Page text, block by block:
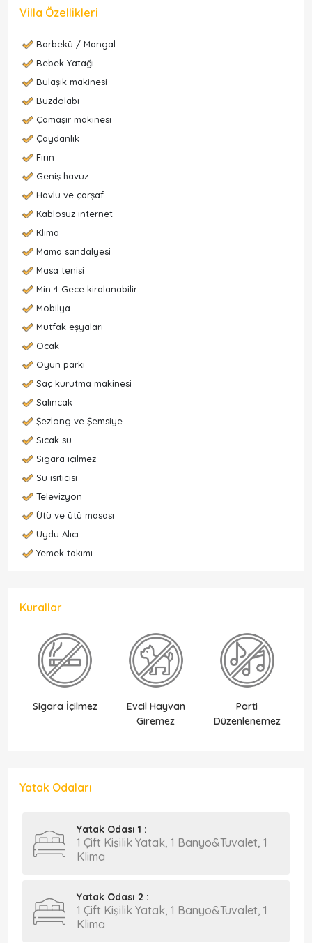
Villa Özellikleri
Barbekü / Mangal
Bebek Yatağı
Bulaşık makinesi
Buzdolabı
Çamaşır makinesi
Çaydanlık
Fırın
Geniş havuz
Havlu ve çarşaf
Kablosuz internet
Klima
Mama sandalyesi
Masa tenisi
Min 4 Gece kiralanabilir
Mobilya
Mutfak eşyaları
Ocak
Oyun parkı
Saç kurutma makinesi
Salıncak
Şezlong ve Şemsiye
Sıcak su
Sigara içilmez
Su ısıtıcısı
Televizyon
Ütü ve ütü masası
Uydu Alıcı
Yemek takımı
Kurallar
Sigara İçilmez
Evcil Hayvan
Giremez
Parti
Düzenlenemez
Yatak Odaları
Yatak Odası 1 :
1 Çift Kişilik Yatak, 1 Banyo&Tuvalet, 1
Klima
Yatak Odası 2 :
1 Çift Kişilik Yatak, 1 Banyo&Tuvalet, 1
Klima